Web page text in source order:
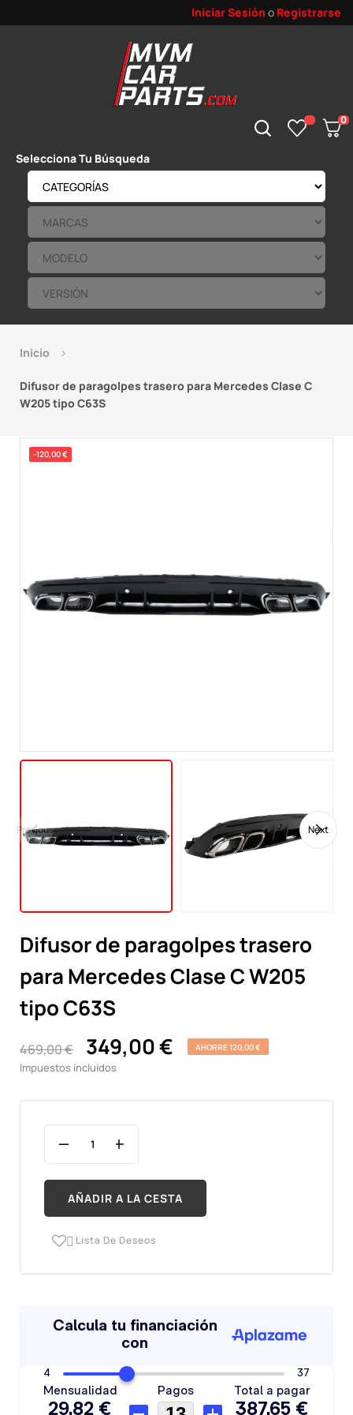
Iniciar Sesión o Registrarse
0
Selecciona Tu Búsqueda
Inicio
Difusor de paragolpes trasero para Mercedes Clase C
W205 tipo C63S
-120,00 €
Previous Next
Difusor de paragolpes trasero
para Mercedes Clase C W205
tipo C63S
469,00 € 349,00 € AHORRE 120,00 €
Impuestos incluidos
AÑADIR A LA CESTA
 Lista De Deseos